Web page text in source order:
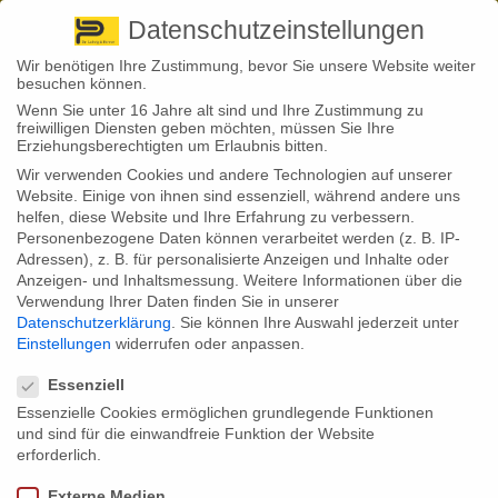
+ 49 3501 528571 |
Back to News
29
Aug.
Stephan Fröhlich
Bei Scheidung
Versicherungsschutz überprüfen!
Laut Statistischem Bundesamt (Destatis) wurden 2021 insgesamt
357.800 rechtsgültige Ehen geschlossen. Die Ehe ist also – trotz vieler
neuer Formen des partnerschaftlichen Zusammenlebens – keineswegs
ein „Auslaufmodell“.
Auch bleiben viele Paare recht lang zusammen, wenn man dem
Datenschutzeinstellungen
Wir benötigen Ihre Zustimmung, bevor Sie unsere Website weiter
besuchen können.
Wenn Sie unter 16 Jahre alt sind und Ihre Zustimmung zu
freiwilligen Diensten geben möchten, müssen Sie Ihre
Erziehungsberechtigten um Erlaubnis bitten.
Wir verwenden Cookies und andere Technologien auf unserer
Website. Einige von ihnen sind essenziell, während andere uns
helfen, diese Website und Ihre Erfahrung zu verbessern.
Personenbezogene Daten können verarbeitet werden (z. B. IP-
Adressen), z. B. für personalisierte Anzeigen und Inhalte oder
Anzeigen- und Inhaltsmessung. Weitere Informationen über die
Verwendung Ihrer Daten finden Sie in unserer
Datenschutzerklärung
Sie können Ihre Auswahl jederzeit unter
Einstellungen widerrufen oder anpassen.
Essenziell
Essenzielle Cookies ermöglichen grundlegende Funktionen
und sind für die einwandfreie Funktion der Website
erforderlich.